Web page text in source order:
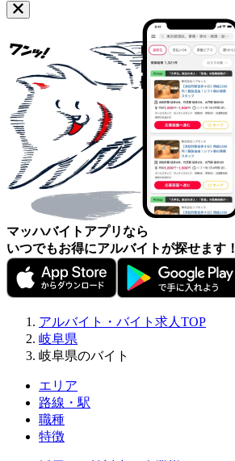
マッハバイトアプリなら
いつでもお得にアルバイトが探せます！
アルバイト・バイト求人TOP
岐阜県
岐阜県のバイト
エリア
路線・駅
職種
特徴